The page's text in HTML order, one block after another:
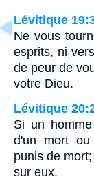
Lévitique
Ne vous
esprits, ni
de peur de
votre Dieu.
Lévitique
Si un
d'un mort
punis de
sur eux.